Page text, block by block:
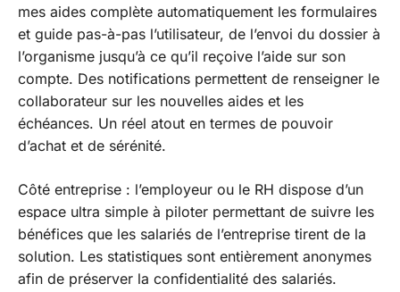
mes aides complète automatiquement les formulaires
et guide pas-à-pas l’utilisateur, de l’envoi du dossier à
l’organisme jusqu’à ce qu’il reçoive l’aide sur son
compte. Des notifications permettent de renseigner le
collaborateur sur les nouvelles aides et les
échéances. Un réel atout en termes de pouvoir
d’achat et de sérénité.
Côté entreprise : l’employeur ou le RH dispose d’un
espace ultra simple à piloter permettant de suivre les
bénéfices que les salariés de l’entreprise tirent de la
solution. Les statistiques sont entièrement anonymes
afin de préserver la confidentialité des salariés.